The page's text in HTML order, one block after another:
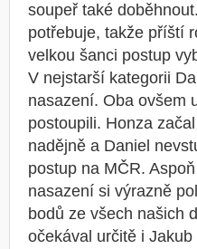
soupeř také
potřebuje, takže příští
velkou šanci postup
V nejstarší kategorii
nasazení. Oba ovšem
postoupili. Honza
nadějně a Daniel
postup na MČR.
nasazení si výrazně
bodů ze všech našich
očekával určitě i